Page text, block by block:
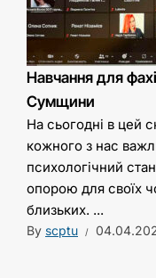
Навчання для
Сумщини
На сьогодні в цей
кожного з нас
психологічний
опорою для своїх
близьких. ...
By scptu